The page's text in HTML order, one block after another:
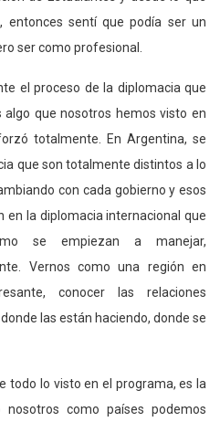
entonces sentí que podía ser un
ser como profesional.
el proceso de la diplomacia que
algo que nosotros hemos visto en
totalmente. En Argentina, se
que son totalmente distintos a lo
con cada gobierno y esos
en la diplomacia internacional que
se empiezan a manejar,
Vernos como una región en
conocer las relaciones
las están haciendo, donde se
todo lo visto en el programa, es la
nosotros como países podemos